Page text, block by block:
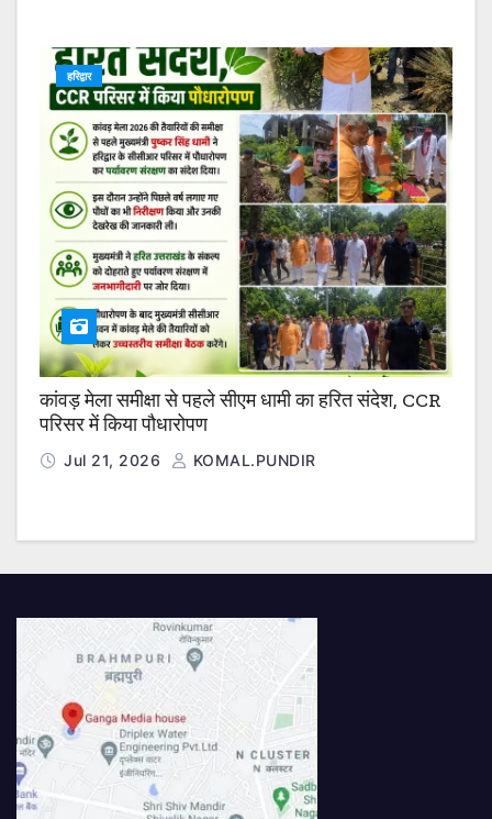
हरिद्वार
कांवड़ मेला समीक्षा से पहले सीएम धामी का हरित संदेश, CCR
परिसर में किया पौधारोपण
Jul 21, 2026 KOMAL.PUNDIR